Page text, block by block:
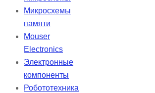
бактерий в дентинные канальцы
благодаря кристаллизации
гидроксида кальция. CeraSeal
гарантирует идеальную плотность
в корневом канале и отличается
высокой стабильностью, не
сжимаясь и не расширяясь.
Микросхемы
памяти
Mouser
Electronics
Электронные
компоненты
Робототехника